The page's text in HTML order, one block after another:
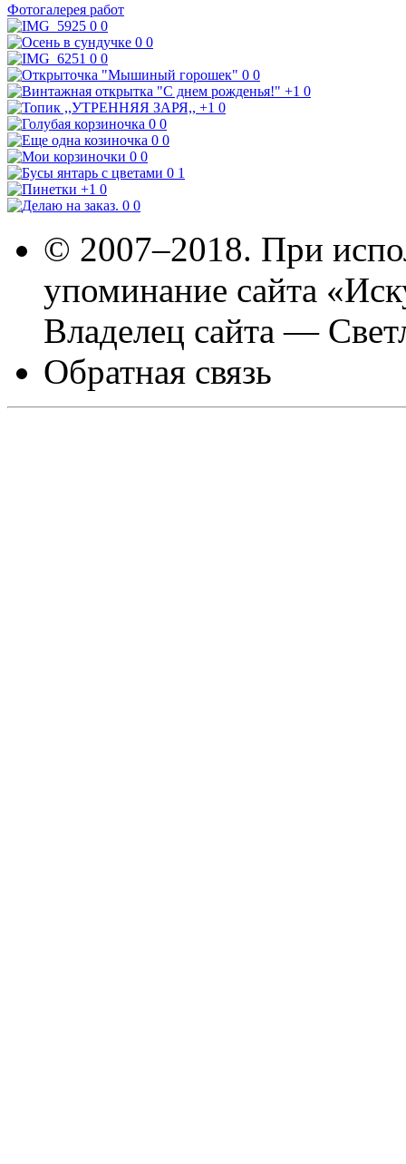
Фотогалерея работ
0 0
0 0
0 0
0 0
+1 0
+1 0
0 0
0 0
0 0
0 1
+1 0
0 0
© 2007–2018. При
упоминание сайта
Владелец сайта —
Обратная связь